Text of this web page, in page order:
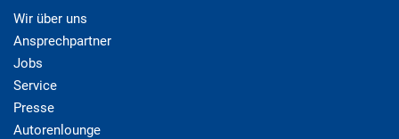
Wir über uns
Ansprechpartner
Jobs
Service
Presse
Autorenlounge